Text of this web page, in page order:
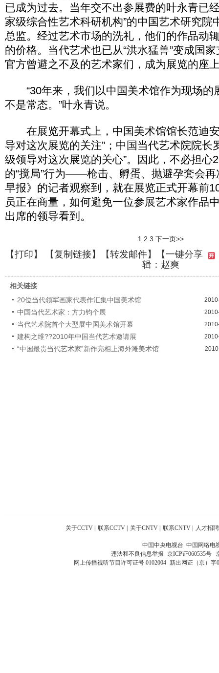
已成为过去。当年交不出参展费的叶永青已
家级综合性艺术科研机构”的中国艺术研究院
总监。经过艺术市场的洗礼，他们的作品动
的价格。当代艺术也已从“洪水猛兽”变成国家
官方曾避之不及的艺术家们，成为展览的座
“30年来，我们以中国美术馆作为现场的
不是常态。”叶永青说。
在展览开幕式上，中国美术馆馆长范迪安
导对这次展览的关注”；中国当代艺术院院长
级领导对这次展览的关心”。因此，不必担心
的“搅局”行为——枪击、孵蛋、抛避孕套会
早报》的记者观察到，就在展览正式开幕前
员正在商量，如何避免一位参展艺术家作品
出席的领导看到。
1 2 3 下一页>>
【打印】 【复制链接】【转发邮件】
【一键分享
辑：赵爽
相关链接
20位当代领军画家代表作汇集中国美术馆
中国当代艺术家：方力钧个展
当代艺术院首个大型展中国美术馆开幕
建构之维??2010年中国当代艺术邀请展
“中国最贵当代艺术家”新作亮相上海外滩美术馆
关于CCTV 联系CCTV 关于CNTV 联系CNTV 人才招聘
中国中央电视台 中国网络电
违法和不良信息举报 京ICP证060535号
网上传播视听节目许可证号 0102004 新出网证（京）